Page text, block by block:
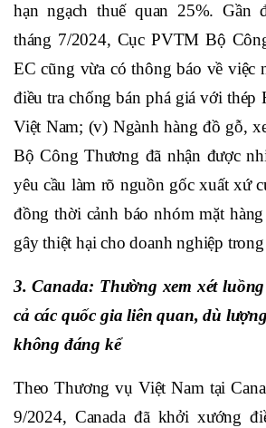
hạn ngạch thuế quan 25%. Gần
tháng 7/2024, Cục PVTM Bộ
EC cũng vừa có thông báo về việc
điều tra chống bán phá giá với thép
Việt Nam; (v) Ngành hàng đồ gỗ,
Bộ Công Thương đã nhận được
yêu cầu làm rõ nguồn gốc xuất xứ
đồng thời cảnh báo nhóm mặt
gây thiệt hại cho doanh nghiệp
3. Canada: Thường xem xét
cả các quốc gia liên quan, dù
không đáng kể
Theo Thương vụ Việt Nam tại
9/2024, Canada đã khởi xướng